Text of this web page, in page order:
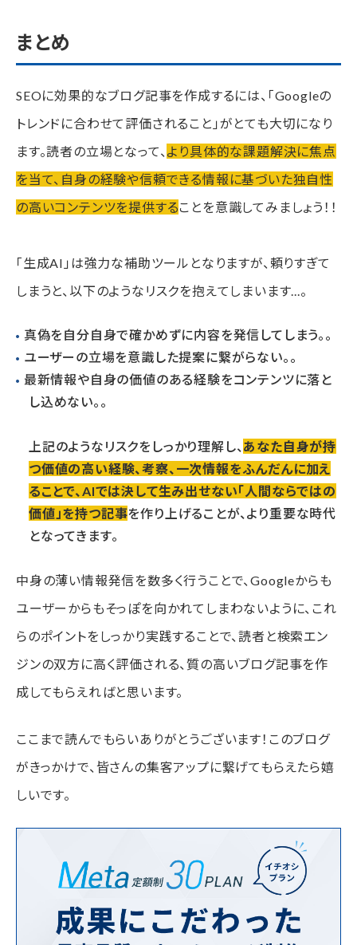
まとめ
SEOに効果的なブログ記事を作成するには、「Googleの
トレンドに合わせて評価されること」がとても大切になり
ます。読者の立場となって、 より具体的な課題解決に焦点
を当て、自身の経験や信頼できる情報に基づいた独自性
の高いコンテンツを提供することを意識してみましょう！！
「生成AI」は強力な補助ツールとなりますが、頼りすぎて
しまうと、以下のようなリスクを抱えてしまいます...。
真偽を自分自身で確かめずに内容を発信してしまう。。
ユーザーの立場を意識した提案に繋がらない。。
最新情報や自身の価値のある経験をコンテンツに落と
し込めない。。
上記のようなリスクをしっかり理解し、 あなた自身が持
つ価値の高い経験、考察、一次情報をふんだんに加え
ることで、AIでは決して生み出せない「人間ならではの
価値」を持つ記事を作り上げることが、より重要な時代
となってきます。
中身の薄い情報発信を数多く行うことで、Googleからも
ユーザーからもそっぽを向かれてしまわないように、これ
らのポイントをしっかり実践することで、読者と検索エン
ジンの双方に高く評価される、質の高いブログ記事を作
成してもらえればと思います。
ここまで読んでもらいありがとうございます！このブログ
がきっかけで、皆さんの集客アップに繋げてもらえたら嬉
しいです。